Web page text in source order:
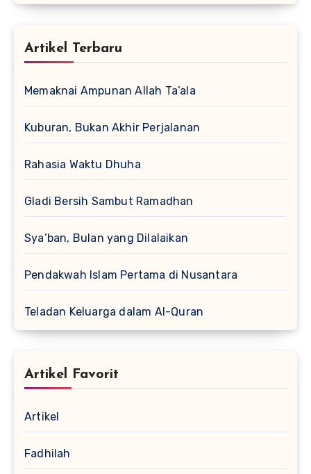
Artikel Terbaru
Memaknai Ampunan Allah Ta’ala
Kuburan, Bukan Akhir Perjalanan
Rahasia Waktu Dhuha
Gladi Bersih Sambut Ramadhan
Sya’ban, Bulan yang Dilalaikan
Pendakwah Islam Pertama di Nusantara
Teladan Keluarga dalam Al-Quran
Artikel Favorit
Artikel
Fadhilah